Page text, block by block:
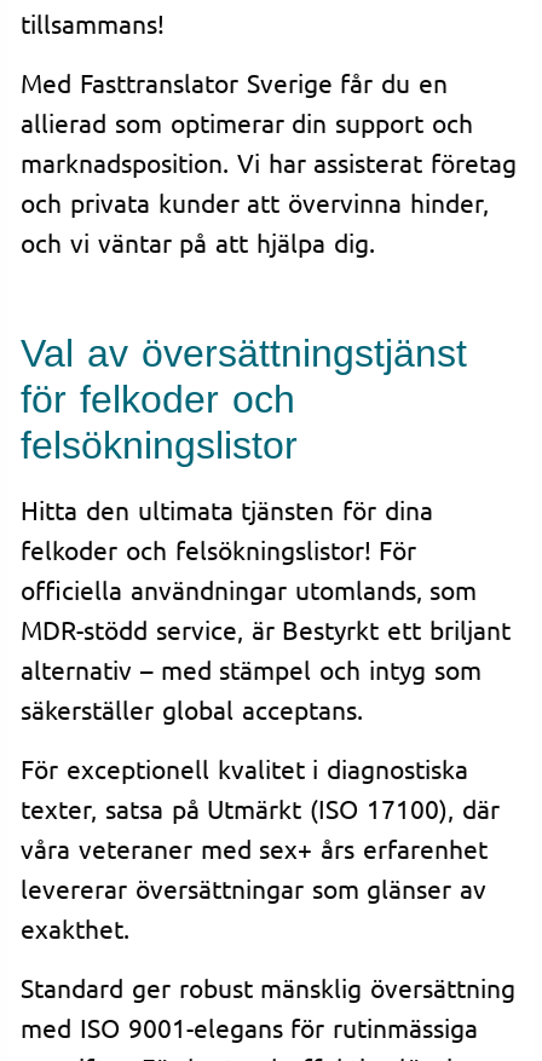
tillsammans!
Med Fasttranslator Sverige får du en
allierad som optimerar din support och
marknadsposition. Vi har assisterat företag
och privata kunder att övervinna hinder,
och vi väntar på att hjälpa dig.
Val av översättningstjänst
för felkoder och
felsökningslistor
Hitta den ultimata tjänsten för dina
felkoder och felsökningslistor! För
officiella användningar utomlands, som
MDR-stödd service, är Bestyrkt ett briljant
alternativ – med stämpel och intyg som
säkerställer global acceptans.
För exceptionell kvalitet i diagnostiska
texter, satsa på Utmärkt (ISO 17100), där
våra veteraner med sex+ års erfarenhet
levererar översättningar som glänser av
exakthet.
Standard ger robust mänsklig översättning
med ISO 9001-elegans för rutinmässiga